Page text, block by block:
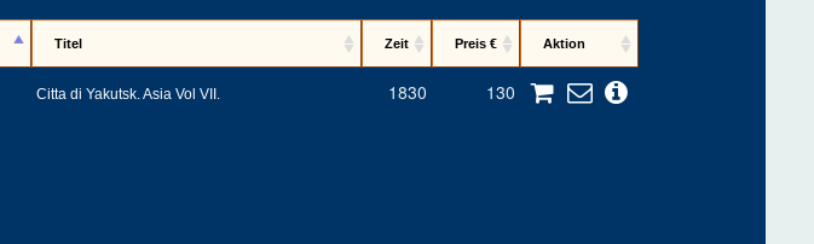
Titel Zeit Preis € Aktion
Citta di Yakutsk. Asia Vol VII. 1830 130